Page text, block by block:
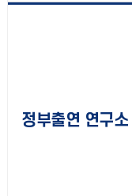
정부출연 연구소